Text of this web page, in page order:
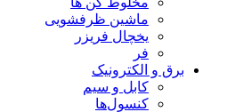
ماشین ظرفشویی
یخچال فریزر
فر
برق و الکترونیک
کابل و سیم
کنسول‌ها